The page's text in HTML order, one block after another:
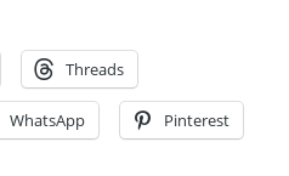
Threads
WhatsApp Pinterest